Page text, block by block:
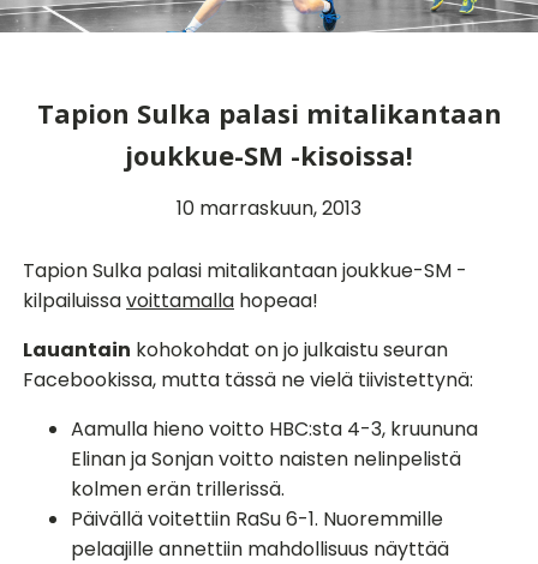
Tapion Sulka palasi mitalikantaan
joukkue-SM -kisoissa!
10 marraskuun, 2013
Tapion Sulka palasi mitalikantaan joukkue-SM -
kilpailuissavoittamalla hopeaa!
Lauantain kohokohdat on jo julkaistu seuran
Facebookissa, mutta tässä ne vielä tiivistettynä:
Aamulla hieno voitto HBC:sta 4-3, kruununa
Elinan ja Sonjan voitto naisten nelinpelistä
kolmen erän trillerissä.
Päivällä voitettiin RaSu 6-1. Nuoremmille
pelaajille annettiin mahdollisuus näyttää